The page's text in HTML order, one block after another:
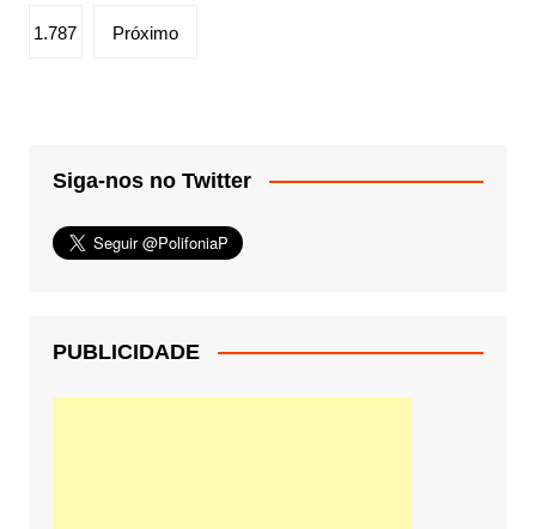
posts
1.787 Próximo
Siga-nos no Twitter
PUBLICIDADE